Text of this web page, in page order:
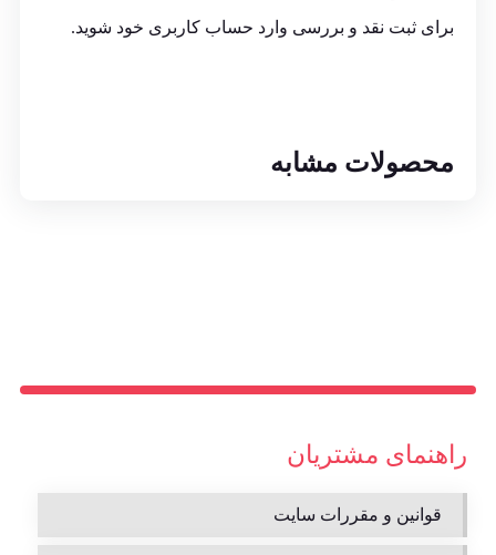
برای ثبت نقد و بررسی وارد حساب کاربری خود شوید.
محصولات مشابه
راهنمای مشتریان
قوانین و مقررات سایت